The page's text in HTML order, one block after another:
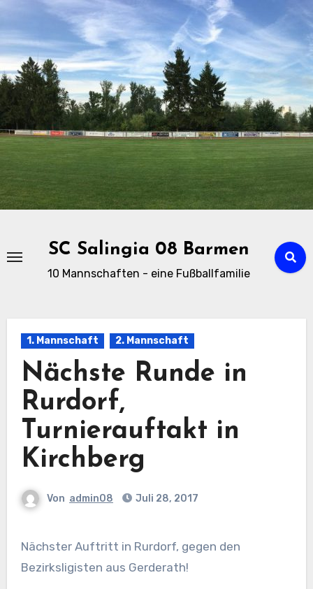
Zu
Inhalten
springen
SC Salingia 08 Barmen
10 Mannschaften - eine Fußballfamilie
1. Mannschaft 2. Mannschaft
Nächste Runde in
Rurdorf,
Turnierauftakt in
Kirchberg
Von admin08 Juli 28, 2017
Nächster Auftritt in Rurdorf, gegen den
Bezirksligisten aus Gerderath!